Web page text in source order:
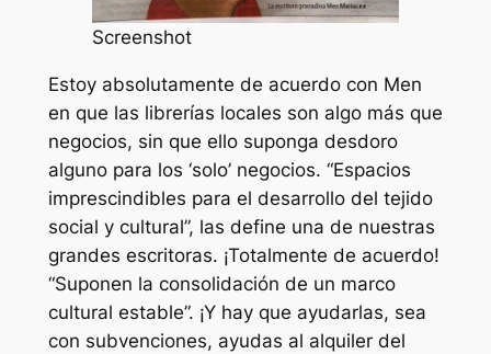
Screenshot
Estoy absolutamente de acuerdo con Men
en que las librerías locales son algo más que
negocios, sin que ello suponga desdoro
alguno para los ‘solo’ negocios. “Espacios
imprescindibles para el desarrollo del tejido
social y cultural”, las define una de nuestras
grandes escritoras. ¡Totalmente de acuerdo!
“Suponen la consolidación de un marco
cultural estable”. ¡Y hay que ayudarlas, sea
con subvenciones, ayudas al alquiler del